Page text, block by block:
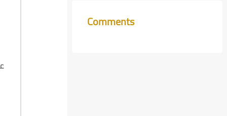
Skip Comments
Comments